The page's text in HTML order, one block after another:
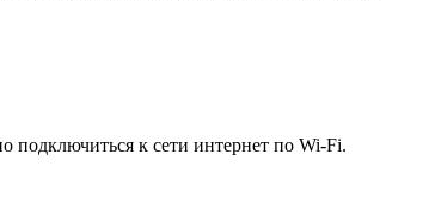
подключиться к сети интернет по Wi-Fi.